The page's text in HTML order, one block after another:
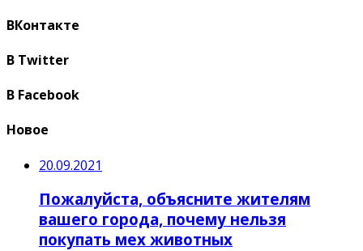
ВКонтакте
В Twitter
В Facebook
Новое
20.09.2021
Пожалуйста, объясните жителям
вашего города, почему нельзя
покупать мех животных